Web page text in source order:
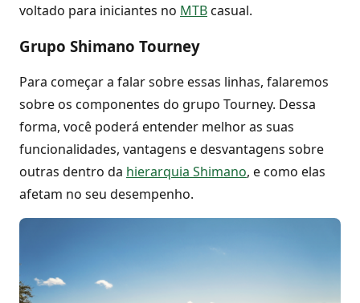
voltado para iniciantes no MTBcasual.
Grupo Shimano Tourney
Para começar a falar sobre essas linhas, falaremos
sobre os componentes do grupo Tourney. Dessa
forma, você poderá entender melhor as suas
funcionalidades, vantagens e desvantagens sobre
outras dentro da hierarquia Shimano, e como elas
afetam no seu desempenho.